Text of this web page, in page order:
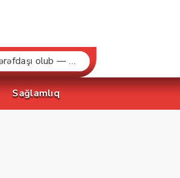
“Bakcell» və Gənclər Fondu «İnnovasiya və Süni İntellekt» üzrə təqaüd proqramının qalibləri ilə görüş keçirib
Sağlamlıq